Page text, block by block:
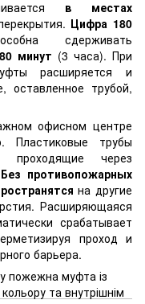
в местах
Цифра 180
сдерживать
минут (3 часа). При
расширяется и
оставленное трубой,
офисном центре
трубы
проходящие через
Без противопожарных
на другие
Расширяющаяся
срабатывает
проход и
барьера.